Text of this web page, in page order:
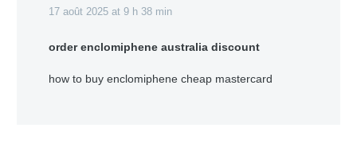
17 août 2025 at 9 h 38 min
order enclomiphene australia discount
how to buy enclomiphene cheap mastercard